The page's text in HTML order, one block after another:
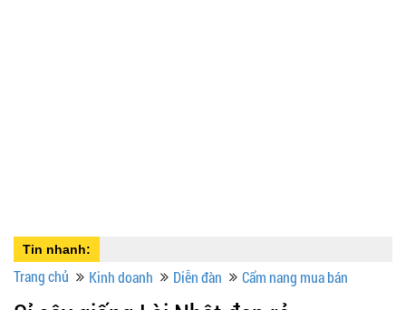
Tin nhanh:
Trang chủ Kinh doanh Diễn đàn Cẩm nang mua bán